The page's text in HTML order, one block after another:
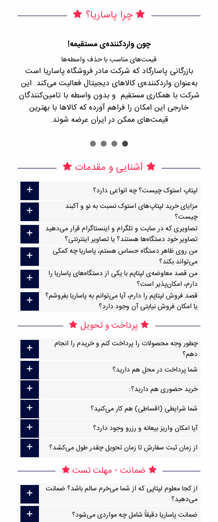
چرا پاساریا؟
چون واردکننده‌ی مستقیمه!
قیمت‌های مناسب با حذف واسطه‌ها
بازرگانی پاسارگاد که شرکت مادر فروشگاه پاساریا است
به‌عنوان واردکننده‌ی کالاهای دیجیتال فعالیت می‌کند. این
شرکت با همکاری مستقیم و بدون واسطه با تامین‌کنندگان
خارجی این امکان را فراهم آورده که کالاها با بهترین
قیمت‌های ممکن در ایران عرضه شوند.
آشنایی و مقدمات
لپتاپ استوک چیست؟ چه انواعی دارد؟
مزایای خرید لپتاپ‌های استوک نسبت به نو و آکبند
چیست؟
تصاویری که در سایت و تلگرام و اینستاگرام قرار می‌دهید
تصاویر خود دستگاه‌ها هستند؟ یا تصاویر اینترنتی؟
من روی ظاهر دستگاه حساس هستم، پاساریا چه کمکی
می‌تواند بکند؟
من قصد معاوضه‌ی لپتاپم با یکی از دستگاه‌های پاساریا را
دارم، امکان‌پذیر است؟
قصد فروش لپتاپم را دارم، آیا می‌توانم به پاساریا بفروشم؟
یا امکان فروش نیابتی آن وجود دارد؟
پرداخت و تحویل
چطور وجه محصولات را پرداخت کنم و خریدم را انجام
دهم؟
شما پرداخت در محل هم دارید؟
خرید حضوری هم دارید؟
شما شرایطی (اقساطی) هم کار می‌کنید؟
آیا امکان واریز بیعانه و رزرو وجود دارد؟
از زمان ثبت سفارش تا زمان تحویل چقدر طول می‌کشد؟
ضمانت - مهلت تست
از کجا معلوم لپتاپی که از شما می‌خرم سالم باشد؟ ضمانت
می‌دهید؟
ضمانت پاساریا دقیقاً شامل چه مواردی می‌شود؟